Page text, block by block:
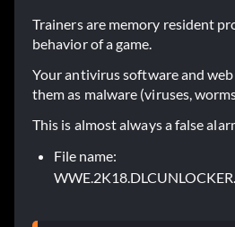
Trainers are memory resident
behavior of a game.
Your antivirus software and
them as malware (viruses,
This is almost always a false
File name: